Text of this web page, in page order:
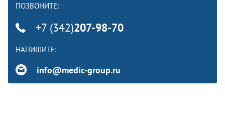
ПОЗВОНИТЕ:
+7 (342)207-98-70
НАПИШИТЕ:
info@medic-group.ru